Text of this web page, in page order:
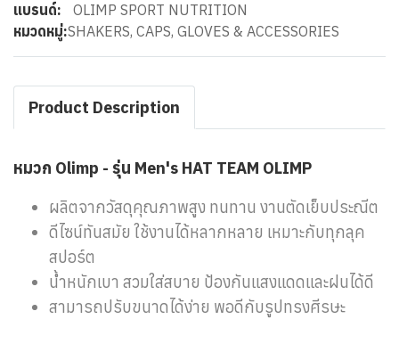
แบรนด์:
OLIMP SPORT NUTRITION
หมวดหมู่:SHAKERS, CAPS, GLOVES & ACCESSORIES
Product Description
หมวก Olimp - รุ่น Men's HAT TEAM OLIMP
ผลิตจากวัสดุคุณภาพสูง ทนทาน งานตัดเย็บประณีต
ดีไซน์ทันสมัย ใช้งานได้หลากหลาย เหมาะกับทุกลุค
สปอร์ต
น้ำหนักเบา สวมใส่สบาย ป้องกันแสงแดดและฝนได้ดี
สามารถปรับขนาดได้ง่าย พอดีกับรูปทรงศีรษะ